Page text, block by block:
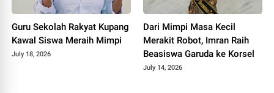
Guru Sekolah Rakyat Kupang
Kawal Siswa Meraih Mimpi
July 18, 2026
Dari Mimpi Masa Kecil
Merakit Robot, Imran Raih
Beasiswa Garuda ke Korsel
July 14, 2026